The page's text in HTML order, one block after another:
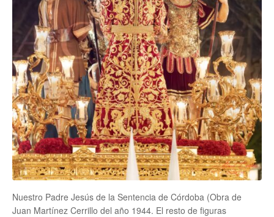
Nuestro Padre Jesús de la Sentencia de Córdoba (Obra de
Juan Martínez Cerrillo del año 1944. El resto de figuras